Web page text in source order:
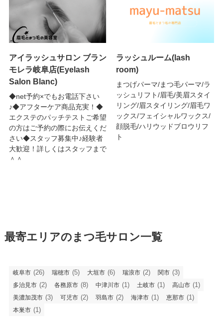
アイラッシュサロン ブラン
モレラ岐阜店(Eyelash
Salon Blanc)
◆net予約×でもお電話下さい
♪◆アフターケア商品充実！◆
エクステのパッチテストご希望
の方はご予約の際にお伝えくだ
さい◆スタッフ募集中♪経験者
大歓迎！詳しくはスタッフまで
＾＾
ラッシュルーム(lash
room)
まつげパーマ/まつ毛パーマ/ラ
ッシュリフト/眉毛/美眉スタイ
リング/眉スタイリング/眉毛ワ
ックス/フェイシャルワックス/
顔脱毛/ハリウッドブロウリフ
ト
最寄エリアのまつ毛サロン一覧
岐阜市 (26) 瑞穂市 (5) 大垣市 (6) 瑞浪市 (2) 関市 (3)
多治見市 (2) 各務原市 (8) 中津川市 (1) 土岐市 (1) 高山市 (1)
美濃加茂市 (3) 可児市 (2) 羽島市 (2) 海津市 (1) 恵那市 (1)
本巣市 (1)